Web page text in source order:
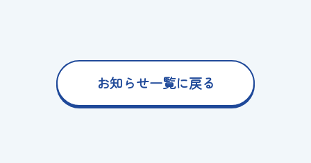
お知らせ一覧に戻る